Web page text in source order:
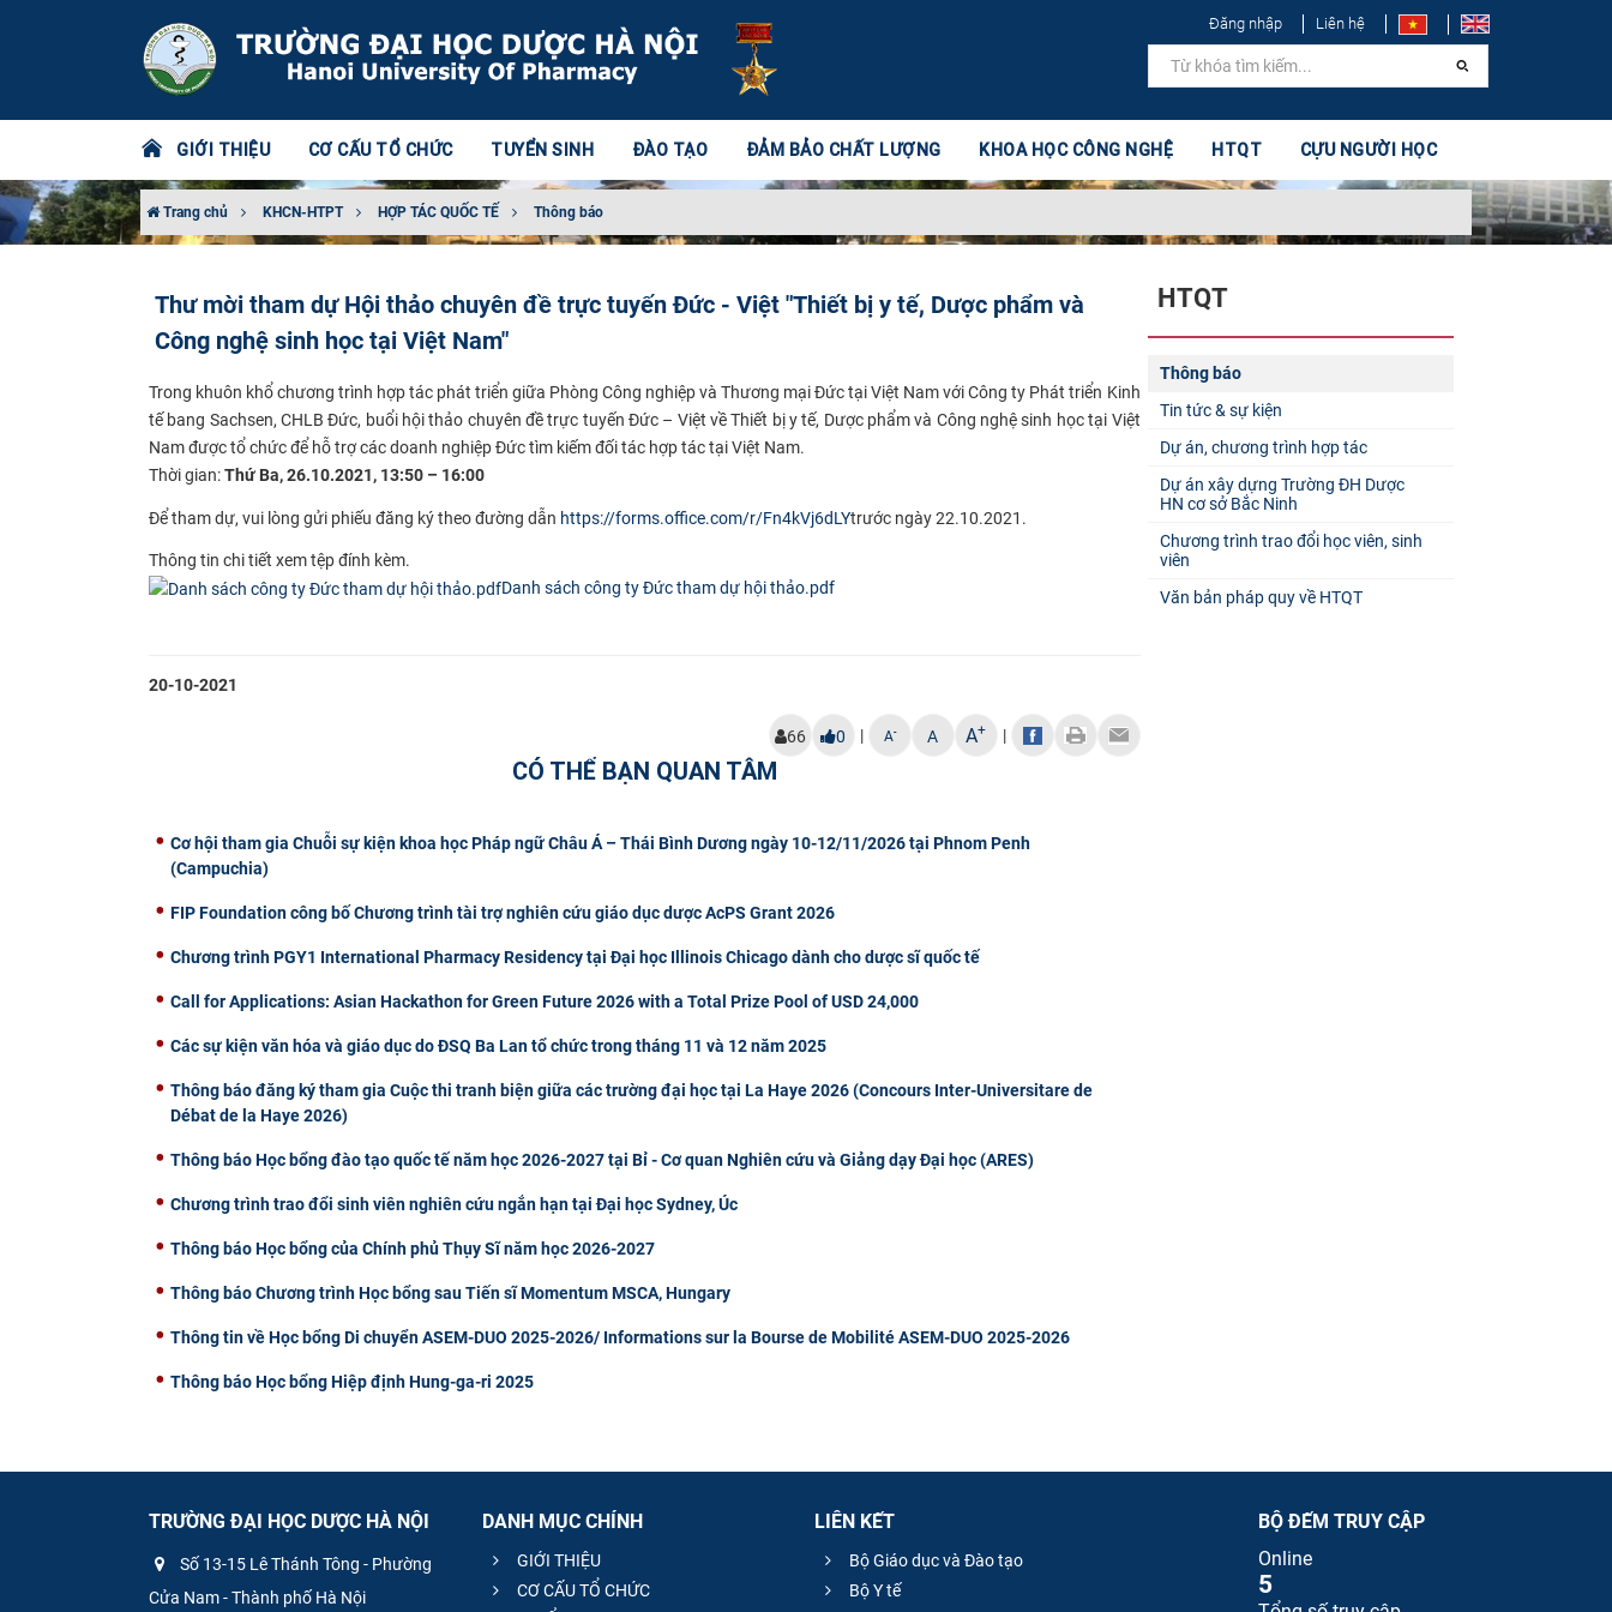
Đăng nhập Liên hệ
GIỚI THIỆU CƠ CẤU TỔ CHỨC TUYỂN SINH ĐÀO TẠO ĐẢM BẢO CHẤT LƯỢNG KHOA HỌC CÔNG NGHỆ HTQT CỰU NGƯỜI HỌC
Trang chủ KHCN-HTPT HỢP TÁC QUỐC TẾ Thông báo
Thư mời tham dự Hội thảo chuyên đề trực tuyến Đức - Việt "Thiết bị y tế, Dược phẩm và
Công nghệ sinh học tại Việt Nam"
Trong khuôn khổ chương trình hợp tác phát triển giữa Phòng Công nghiệp và Thương mại Đức tại Việt Nam với Công ty Phát triển Kinh
tế bang Sachsen, CHLB Đức, buổi hội thảo chuyên đề trực tuyến Đức – Việt về Thiết bị y tế, Dược phẩm và Công nghệ sinh học tại Việt
Nam đượctổ chứcđể hỗ trợ các doanh nghiệp Đức tìm kiếm đối tác hợp tác tại Việt Nam.
Thời gian:Thứ Ba, 26.10.2021, 13:50 – 16:00
​Để tham dự, vui lòng gửi phiếu đăng ký theo đường dẫn https://forms.office.com/r/Fn4kVj6dLYtrước ngày 22.10.2021.
Thông tin chi tiết xem tệp đính kèm.
Danh sách công ty Đức tham dự hội thảo.pdf
20-10-2021
66 0 | A- A A+ |
CÓ THỂ BẠN QUAN TÂM
Cơ hội tham gia Chuỗi sự kiện khoa học Pháp ngữ Châu Á – Thái Bình Dương ngày 10-12/11/2026 tại Phnom Penh
(Campuchia)
FIP Foundation công bố Chương trình tài trợ nghiên cứu giáo dục dược AcPS Grant 2026
Chương trình PGY1 International Pharmacy Residency tại Đại học Illinois Chicago dành cho dược sĩ quốc tế
Call for Applications: Asian Hackathon for Green Future 2026 with a Total Prize Pool of USD 24,000
Các sự kiện văn hóa và giáo dục do ĐSQ Ba Lan tổ chức trong tháng 11 và 12 năm 2025
Thông báo đăng ký tham gia Cuộc thi tranh biện giữa các trường đại học tại La Haye 2026 (Concours Inter-Universitare de
Débat de la Haye 2026)
Thông báo Học bổng đào tạo quốc tế năm học 2026-2027 tại Bỉ - Cơ quan Nghiên cứu và Giảng dạy Đại học (ARES)
Chương trình trao đổi sinh viên nghiên cứu ngắn hạn tại Đại học Sydney, Úc
Thông báo Học bổng của Chính phủ Thụy Sĩ năm học 2026-2027
Thông báo Chương trình Học bổng sau Tiến sĩ Momentum MSCA, Hungary
Thông tin về Học bổng Di chuyển ASEM-DUO 2025-2026/ Informations sur la Bourse de Mobilité ASEM-DUO 2025-2026
Thông báo Học bổng Hiệp định Hung-ga-ri 2025
HTQT
Thông báo
Tin tức & sự kiện
Dự án, chương trình hợp tác
Dự án xây dựng Trường ĐH Dược
HN cơ sở Bắc Ninh
Chương trình trao đổi học viên, sinh
viên
Văn bản pháp quy về HTQT
TRƯỜNG ĐẠI HỌC DƯỢC HÀ NỘI
Số 13-15 Lê Thánh Tông - Phường
Cửa Nam - Thành phố Hà Nội
DANH MỤC CHÍNH
GIỚI THIỆU
CƠ CẤU TỔ CHỨC
LIÊN KẾT
Bộ Giáo dục và Đào tạo
Bộ Y tế
BỘ ĐẾM TRUY CẬP
Online
5